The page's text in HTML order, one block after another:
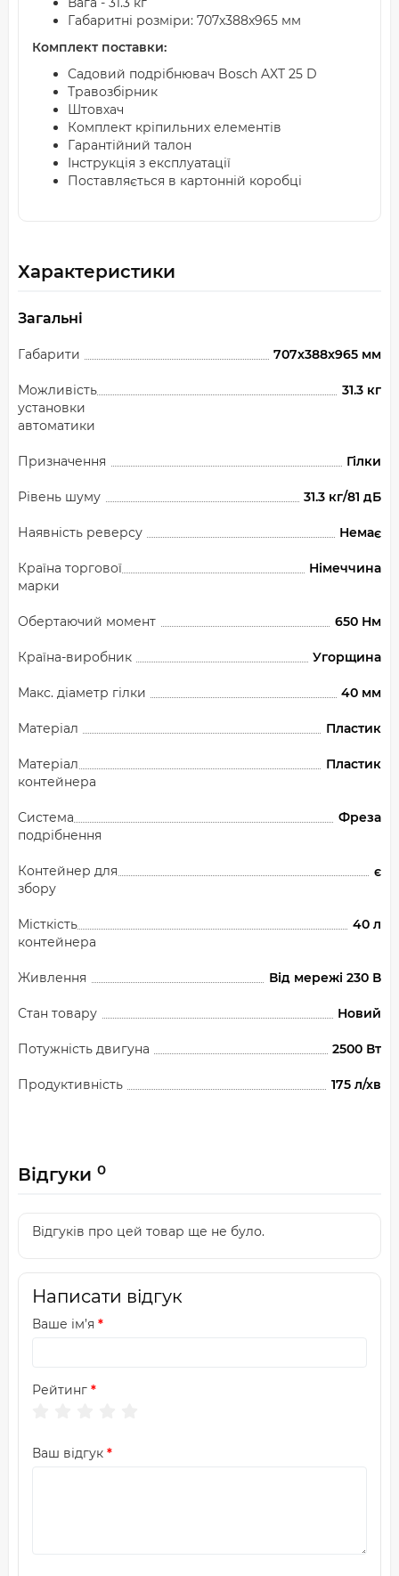
Габаритні розміри: 707x388x965 мм
Комплект поставки:
Садовий подрібнювач Bosch AXT 25 D
Травозбірник
Штовхач
Комплект кріпильних елементів
Гарантійний талон
Інструкція з експлуатації
Поставляється в картонній коробці
Характеристики
Загальні
Габарити 707x388x965 мм
Можливість
установки
автоматики
31.3 кг
Призначення Гілки
Рівень шуму 31.3 кг/81 дБ
Наявність реверсу Немає
Країна торгової
марки
Німеччина
Обертаючий момент 650 Нм
Країна-виробник Угорщина
Макс. діаметр гілки 40 мм
Матеріал Пластик
Матеріал
контейнера
Пластик
Система
подрібнення
Фреза
Контейнер для
збору
є
Місткість
контейнера
40 л
Живлення Від мережі 230 В
Стан товару Новий
Потужність двигуна 2500 Вт
Продуктивність 175 л/хв
Відгуки 0
Відгуків про цей товар ще не було.
Написати відгук
Ваше ім’я
Рейтинг
Ваш відгук